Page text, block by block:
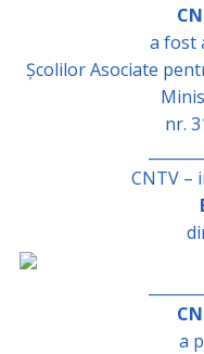
a fost
Școlilor Asociate
nr.
CNTV –
a